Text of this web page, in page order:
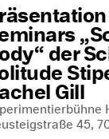
der
Gill
45,